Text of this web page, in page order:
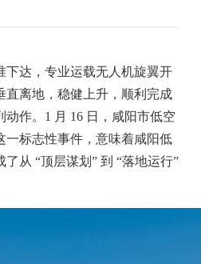
达，专业运载无人机旋翼开
直离地，稳健上升，顺利完成
作。1 月 16 日，咸阳市低空
一标志性事件，意味着咸阳低
从 “顶层谋划” 到 “落地运行”